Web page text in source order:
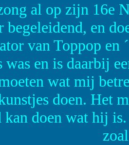
al op zijn 16e
begeleidend, en
van Toppop
was en is daarbij
wat mij
doen. Het
kan doen wat hij